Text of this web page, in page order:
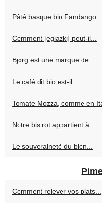
Pâté basque bio Fandango
Comment [egiazki] peut-il...
Bjorg est une marque de...
Le café dit bio est-il...
Tomate Mozza, comme en
Notre bistrot appartient à...
Le souveraineté du bien...
Comment relever vos plats...